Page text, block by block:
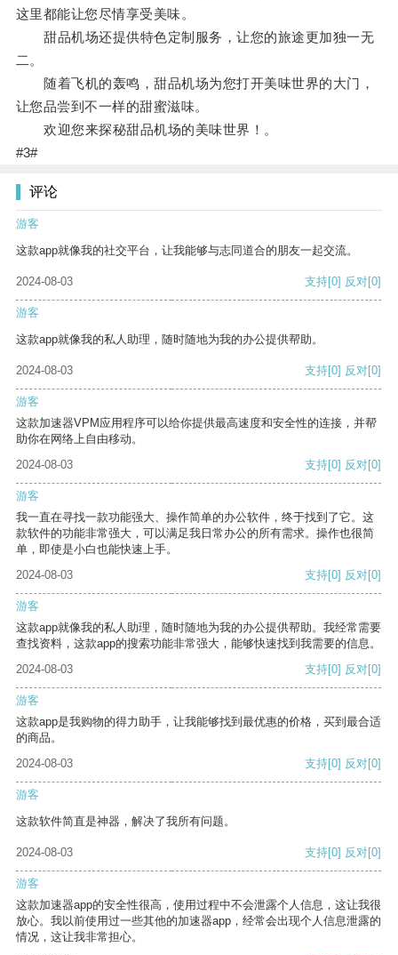
这里都能让您尽情享受美味。
甜品机场还提供特色定制服务，让您的旅途更加独一无
二。
随着飞机的轰鸣，甜品机场为您打开美味世界的大门，
让您品尝到不一样的甜蜜滋味。
欢迎您来探秘甜品机场的美味世界！。
#3#
评论
游客
这款app就像我的社交平台，让我能够与志同道合的朋友一起交流。
2024-08-03 支持[0] 反对[0]
游客
这款app就像我的私人助理，随时随地为我的办公提供帮助。
2024-08-03 支持[0] 反对[0]
游客
这款加速器VPM应用程序可以给你提供最高速度和安全性的连接，并帮
助你在网络上自由移动。
2024-08-03
支持[0] 反对[0]
游客
我一直在寻找一款功能强大、操作简单的办公软件，终于找到了它。这
款软件的功能非常强大，可以满足我日常办公的所有需求。操作也很简
单，即使是小白也能快速上手。
2024-08-03
支持[0] 反对[0]
游客
这款app就像我的私人助理，随时随地为我的办公提供帮助。我经常需要
查找资料，这款app的搜索功能非常强大，能够快速找到我需要的信息。
2024-08-03
支持[0] 反对[0]
游客
这款app是我购物的得力助手，让我能够找到最优惠的价格，买到最合适
的商品。
2024-08-03
支持[0] 反对[0]
游客
这款软件简直是神器，解决了我所有问题。
2024-08-03 支持[0] 反对[0]
游客
这款加速器app的安全性很高，使用过程中不会泄露个人信息，这让我很
放心。我以前使用过一些其他的加速器app，经常会出现个人信息泄露的
情况，这让我非常担心。